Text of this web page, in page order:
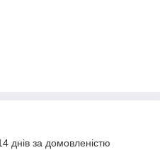
днів за домовленістю